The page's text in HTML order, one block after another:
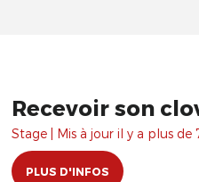
Recevoir son
Stage | Mis à jour il y a plus de
PLUS D'INFOS